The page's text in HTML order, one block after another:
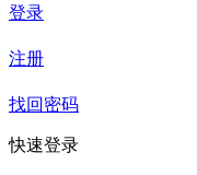
登录
注册
找回密码
快速登录